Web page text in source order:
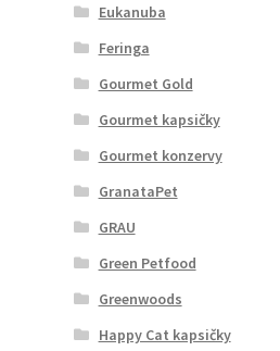
Eukanuba
Feringa
Gourmet Gold
Gourmet kapsičky
Gourmet konzervy
GranataPet
GRAU
Green Petfood
Greenwoods
Happy Cat kapsičky